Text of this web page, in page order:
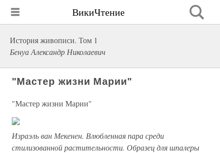
ВикиЧтение
История живописи. Том 1
Бенуа Александр Николаевич
"Мастер жизни Марии"
"Мастер жизни Марии"
Израэль ван Мекенен. Влюбленная пара среди
стилизованной растительности. Образец для шпалеры